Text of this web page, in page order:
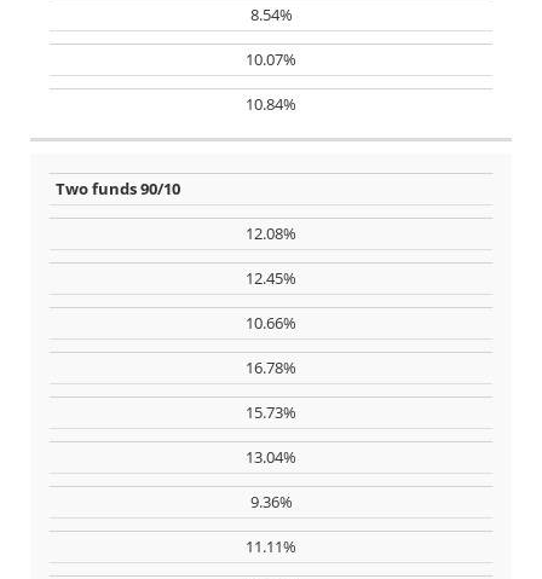
8.54%
10.07%
10.84%
Two funds 90/10
12.08%
12.45%
10.66%
16.78%
15.73%
13.04%
9.36%
11.11%